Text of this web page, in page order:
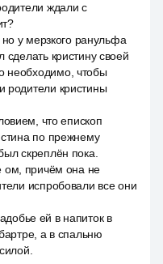
ждали с
но у мерзкого ранульфа
кристину своей
необходимо, чтобы
родители кристины
что епископ
по прежнему
скреплён пока.
ом, причём она не
испробовали все они
ей в напиток в
а в спальню